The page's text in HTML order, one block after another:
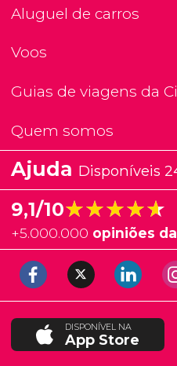
Aluguel de carros
Voos
Guias de viagens da
Quem somos
Ajuda Disponíveis
9,1/10★★★★★
★★★★★
+5.000.000 opiniões
DISPONÍVEL NA
App Store